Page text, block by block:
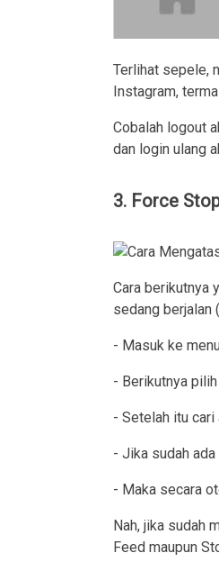
Terlihat sepele,
Instagram,
Cobalah logout
dan login ulang
3. Force
Cara berikutnya
sedang berjalan
- Masuk ke
- Berikutnya
- Setelah itu
- Jika sudah
- Maka secara
Nah, jika sudah
Feed maupun